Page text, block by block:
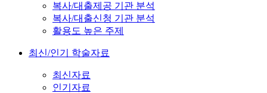
복사/대출제공 기관 분석
복사/대출신청 기관 분석
활용도 높은 주제
최신/인기 학술자료
최신자료
인기자료